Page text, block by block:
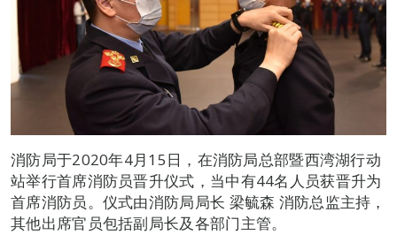
消防局于2020年4月15日，在消防局总部暨西湾湖行动
站举行首席消防员晋升仪式，当中有44名人员获晋升为
首席消防员。仪式由消防局局长 梁毓森 消防总监主持，
其他出席官员包括副局长及各部门主管。